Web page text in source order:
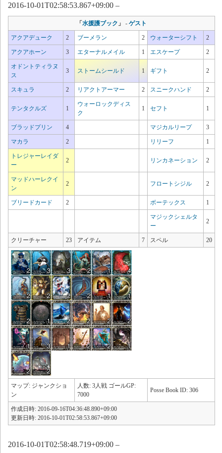
2016-10-01T02:58:53.867+09:00 –
「水援護ブック 」 - ゲスト
アクアデューク 2 ブーメラン 2 ウォーターシフト 2
アクアホーン 3 エターナルメイル 1 エスケープ 2
オドントティラヌ
ス
3 ストームシールド 1 ギフト 2
スキュラ 2 リアクトアーマー 2 スニークハンド 2
テンタクルズ 1
ウォーロックディス
ク
1 セフト 1
ブラッドプリン 4 マジカルリープ 3
マカラ 2 リリーフ 1
トレジャーレイダ
ー
2 リンカネーション 2
マッドハーレクイ
ン
2 フロートシジル 2
ブリードカード 2 ボーテックス 1
マジックシェルタ
ー
2
クリーチャー 23 アイテム 7 スペル 20
マップ: ジャンクショ
ン
人数: 3人戦 ゴールGP:
7000
Posse Book ID: 306
作成日時: 2016-09-16T04:36:48.890+09:00
更新日時: 2016-10-01T02:58:53.867+09:00
2016-10-01T02:58:48.719+09:00 –